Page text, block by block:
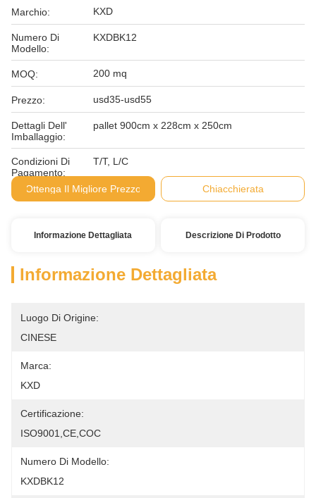
Marchio: KXD
Numero Di
Modello:
KXDBK12
MOQ: 200 mq
Prezzo: usd35-usd55
Dettagli Dell'
Imballaggio:
pallet 900cm x 228cm x 250cm
Condizioni Di
Pagamento:
T/T, L/C
Ottenga Il Migliore Prezzo Chiacchierata
Informazione Dettagliata Descrizione Di Prodotto
Informazione Dettagliata
Luogo Di Origine:
CINESE
Marca:
KXD
Certificazione:
ISO9001,CE,COC
Numero Di Modello:
KXDBK12